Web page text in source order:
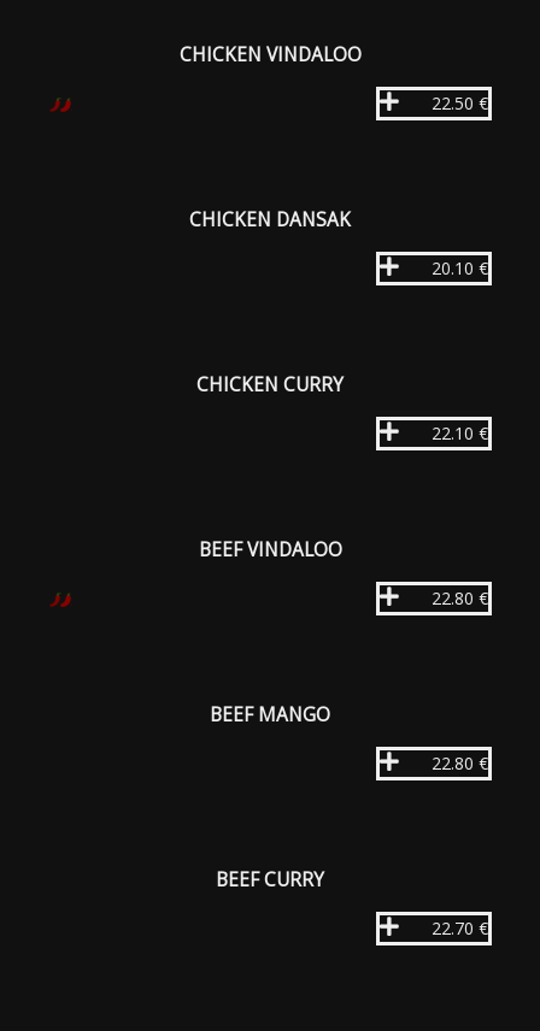
CHICKEN VINDALOO
22.50 €
CHICKEN DANSAK
20.10 €
CHICKEN CURRY
22.10 €
BEEF VINDALOO
22.80 €
BEEF MANGO
22.80 €
BEEF CURRY
22.70 €